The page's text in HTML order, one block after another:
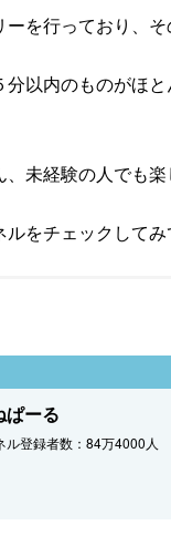
を行っており、
分以内のものがほ
未経験の人でも
をチェックして
ぱーる
ル登録者数：84万4000人